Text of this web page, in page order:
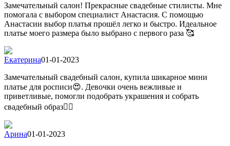
Замечательный салон! Прекрасные свадебные стилисты. Мне
помогала с выбором специалист Анастасия. С помощью
Анастасии выбор платья прошёл легко и быстро. Идеальное
платье моего размера было выбрано с первого раза 🥰
Екатерина01-01-2023
Замечательный свадебный салон, купила шикарное мини
платье для росписи😍. Девочки очень вежливые и
приветливые, помогли подобрать украшения и собрать
свадебный образ👍🏻
Арина01-01-2023